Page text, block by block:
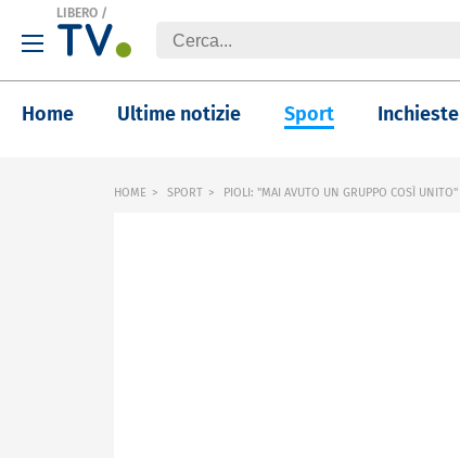
LIBERO /
Home Ultime notizie Sport Inchieste
HOME SPORT PIOLI: "MAI AVUTO UN GRUPPO COSÌ UNITO"